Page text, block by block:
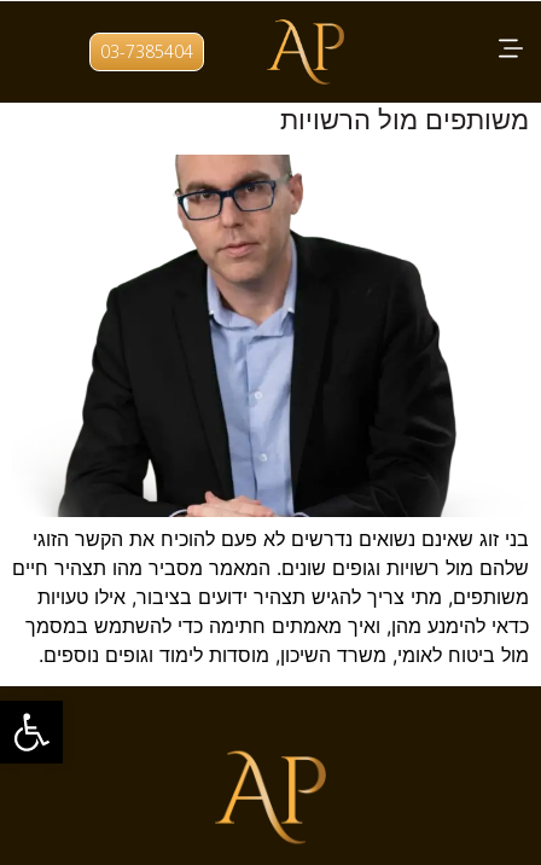
פתח
03-7385404 תגית: תצהיר ידועים בציבור
תצהיר ידועים בציבור: איך מוכיחים חיים
משותפים מול הרשויות
בני זוג שאינם נשואים נדרשים לא פעם להוכיח את הקשר הזוגי
שלהם מול רשויות וגופים שונים. המאמר מסביר מהו תצהיר חיים
משותפים, מתי צריך להגיש תצהיר ידועים בציבור, אילו טעויות
כדאי להימנע מהן, ואיך מאמתים חתימה כדי להשתמש במסמך
מול ביטוח לאומי, משרד השיכון, מוסדות לימוד וגופים נוספים.